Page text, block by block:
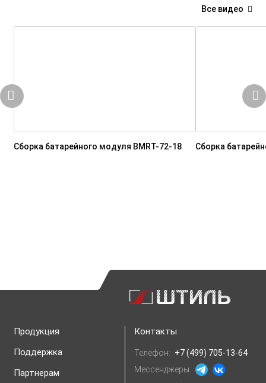
Все видео
Сборка батарейного модуля BMRT-72-18 Сборка
Продукция
Поддержка
Партнерам
Контакты
Телефон: +7 (499) 705-13-64
Мессенджеры: